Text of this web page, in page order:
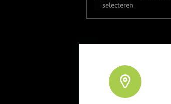
selecteren